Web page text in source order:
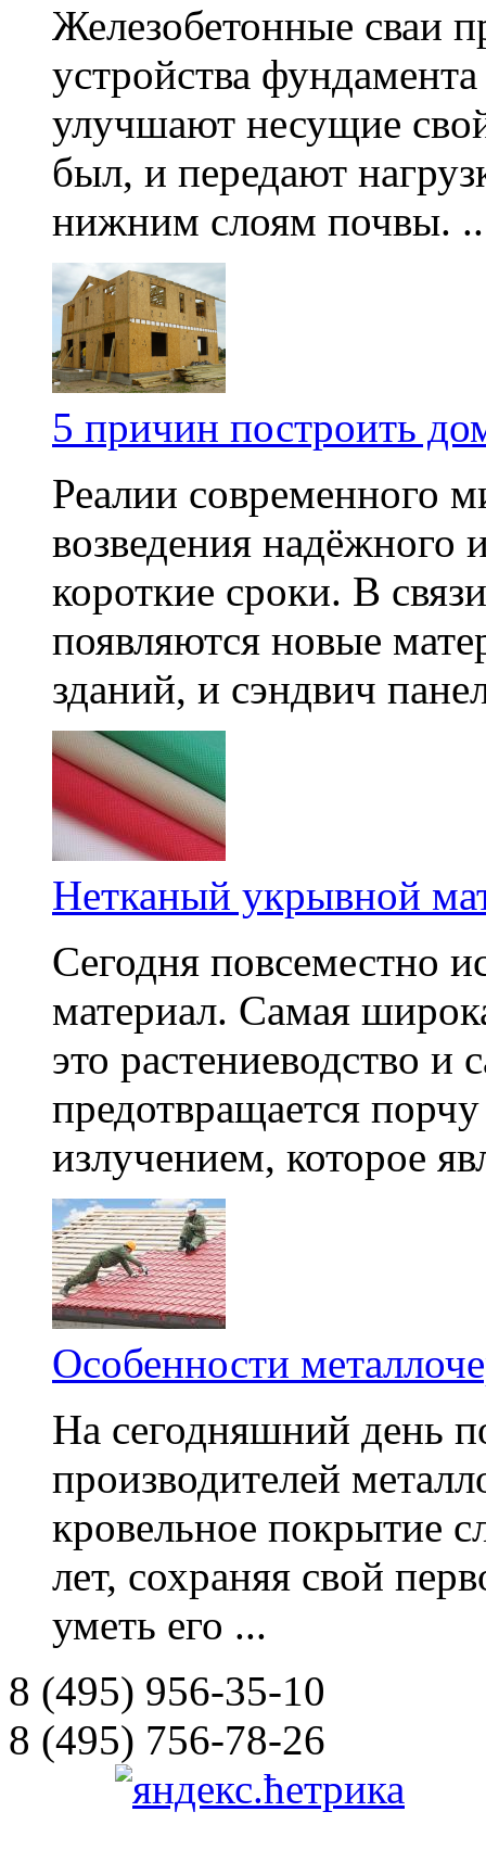
Железобетонные сваи
устройства
улучшают несущие
был, и передают
нижним слоям почвы.
5 причин построить
Реалии современного
возведения надёжного
короткие сроки. В
появляются новые
зданий, и сэндвич
Нетканый укрывной
Сегодня повсеместно
материал. Самая
это растениеводство и
предотвращается
излучением, которое
Особенности
На сегодняшний день
производителей
кровельное покрытие
лет, сохраняя свой
уметь его ...
8 (495) 956-35-10
8 (495) 756-78-26